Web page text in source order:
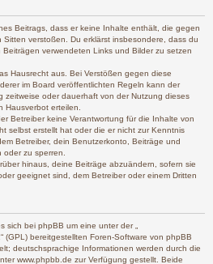
Beitrags, dass er keine Inhalte enthält, die gegen
verstoßen. Du erklärst insbesondere, dass du
verwendeten Links und Bilder zu setzen
Hausrecht aus. Bei Verstößen gegen diese
im Board veröffentlichten Regeln kann der
zeitweise oder dauerhaft von der Nutzung dieses
Hausverbot erteilen.
Betreiber keine Verantwortung für die Inhalte von
selbst erstellt hat oder die er nicht zur Kenntnis
Betreiber, dein Benutzerkonto, Beiträge und
zu sperren.
hinaus, deine Beiträge abzuändern, sofern sie
geeignet sind, dem Betreiber oder einem Dritten
sich bei phpBB um eine unter der „
“ (GPL) bereitgestellten Foren-Software von phpBB
deutschsprachige Informationen werden durch die
www.phpbb.de zur Verfügung gestellt. Beide